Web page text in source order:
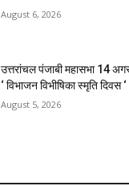
August 6, 2026
उत्तरांचल पंजाबी महासभा 14
‘ विभाजन विभीषिका स्मृति दिवस ‘
August 5, 2026